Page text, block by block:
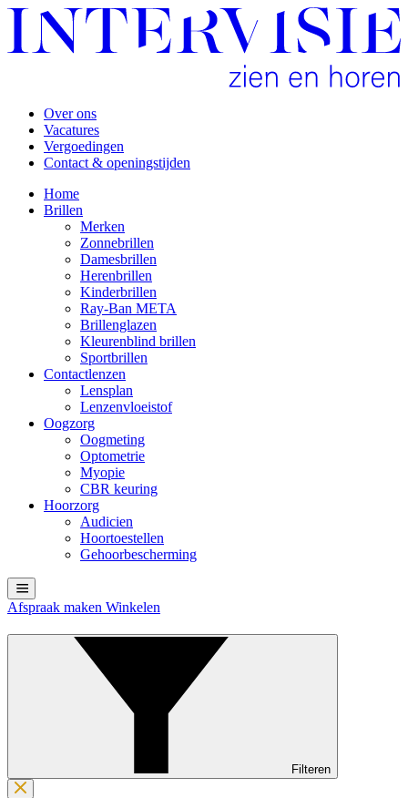
Over ons
Vacatures
Vergoedingen
Contact & openingstijden
Home
Brillen
Merken
Zonnebrillen
Damesbrillen
Herenbrillen
Kinderbrillen
Ray-Ban META
Brillenglazen
Kleurenblind brillen
Sportbrillen
Contactlenzen
Lensplan
Lenzenvloeistof
Oogzorg
Oogmeting
Optometrie
Myopie
CBR keuring
Hoorzorg
Audicien
Hoortoestellen
Gehoorbescherming
Afspraak maken Winkelen
Filteren